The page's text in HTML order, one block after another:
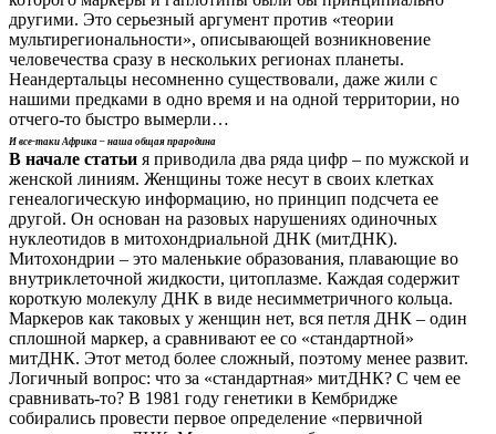
другими. Это серьезный аргумент против «теории
мультирегиональности», описывающей возникновение
человечества сразу в нескольких регионах планеты.
Неандертальцы несомненно существовали, даже жили с
нашими предками в одно время и на одной территории, но
отчего-то быстро вымерли…
И все-таки Африка – наша общая прародина
В начале статьи я приводила два ряда цифр – по мужской и
женской линиям. Женщины тоже несут в своих клетках
генеалогическую информацию, но принцип подсчета ее
другой. Он основан на разовых нарушениях одиночных
нуклеотидов в митохондриальной ДНК (митДНК).
Митохондрии – это маленькие образования, плавающие во
внутриклеточной жидкости, цитоплазме. Каждая содержит
короткую молекулу ДНК в виде несимметричного кольца.
Маркеров как таковых у женщин нет, вся петля ДНК – один
сплошной маркер, а сравнивают ее со «стандартной»
митДНК. Этот метод более сложный, поэтому менее развит.
Логичный вопрос: что за «стандартная» митДНК? С чем ее
сравнивать-то? В 1981 году генетики в Кембридже
собирались провести первое определение «первичной